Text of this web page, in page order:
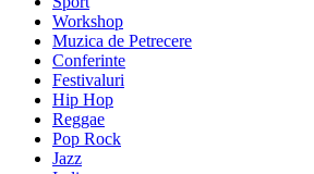
Workshop
Muzica de Petrecere
Conferinte
Festivaluri
Hip Hop
Reggae
Pop Rock
Jazz